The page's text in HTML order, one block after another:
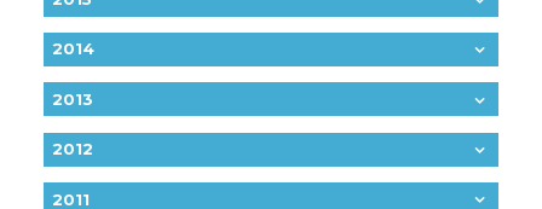
2014
2013
2012
2011